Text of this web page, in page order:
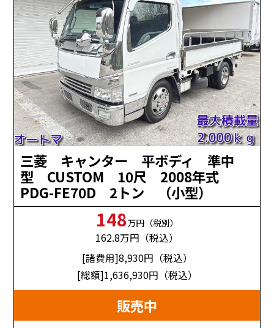
三菱 キャンター 平ボディ 準中
型 CUSTOM 10尺 2008年式
PDG-FE70D 2トン （小型）
148万円（税別）
162.8万円（税込）
[諸費用]8,930円（税込）
[総額]1,636,930円（税込）
販売中